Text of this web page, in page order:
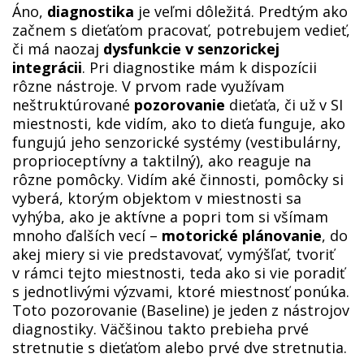
Áno, diagnostika je veľmi dôležitá. Predtým ako
začnem s dieťaťom pracovať, potrebujem vedieť,
či má naozaj dysfunkcie v senzorickej
integrácii. Pri diagnostike mám k dispozícii
rôzne nástroje. V prvom rade využívam
neštruktúrované pozorovanie dieťaťa, či už v SI
miestnosti, kde vidím, ako to dieťa funguje, ako
fungujú jeho senzorické systémy (vestibulárny,
proprioceptívny a taktilný), ako reaguje na
rôzne pomôcky. Vidím aké činnosti, pomôcky si
vyberá, ktorým objektom v miestnosti sa
vyhýba, ako je aktívne a popri tom si všímam
mnoho ďalších vecí – motorické plánovanie, do
akej miery si vie predstavovať, vymýšľať, tvoriť
v rámci tejto miestnosti, teda ako si vie poradiť
s jednotlivými výzvami, ktoré miestnosť ponúka.
Toto pozorovanie (Baseline) je jeden z nástrojov
diagnostiky. Väčšinou takto prebieha prvé
stretnutie s dieťaťom alebo prvé dve stretnutia.